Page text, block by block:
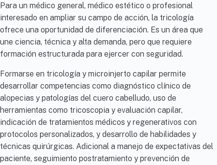
Para un médico general, médico estético o profesional
interesado en ampliar su campo de acción, la tricología
ofrece una oportunidad de diferenciación. Es un área que
une ciencia, técnica y alta demanda, pero que requiere
formación estructurada para ejercer con seguridad.
Formarse en tricología y microinjerto capilar permite
desarrollar competencias como diagnóstico clínico de
alopecias y patologías del cuero cabelludo, uso de
herramientas como tricoscopia y evaluación capilar,
indicación de tratamientos médicos y regenerativos con
protocolos personalizados, y desarrollo de habilidades y
técnicas quirúrgicas. Adicional a manejo de expectativas del
paciente, seguimiento postratamiento y prevención de